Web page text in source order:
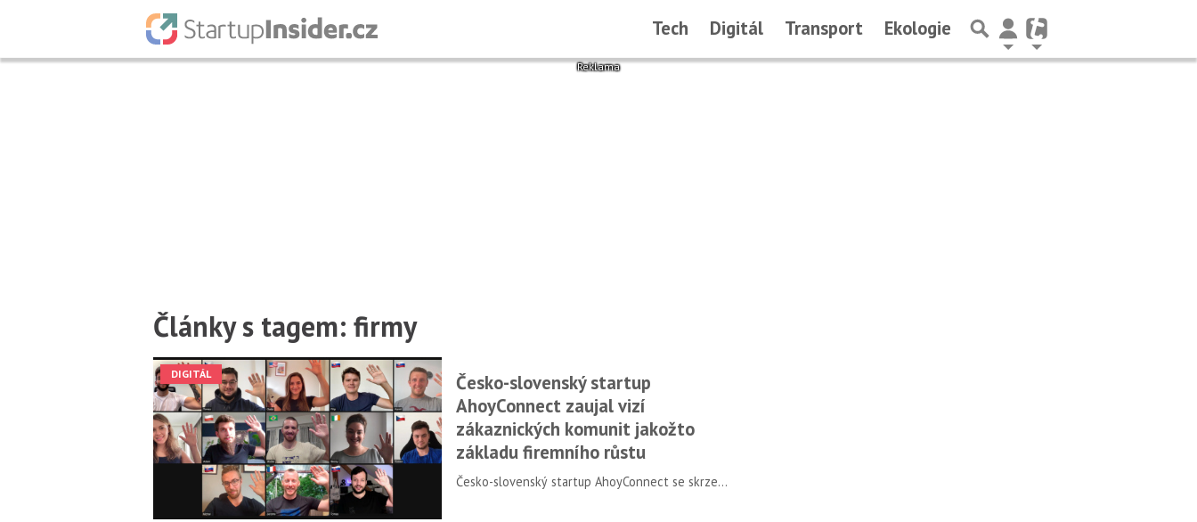
Tech Digitál Transport Ekologie
Články s tagem: firmy
DIGITÁL
Česko-slovenský startup
AhoyConnect zaujal vizí
zákaznických komunit jakožto
základu firemního růstu
Česko-slovenský startup AhoyConnect se skrze